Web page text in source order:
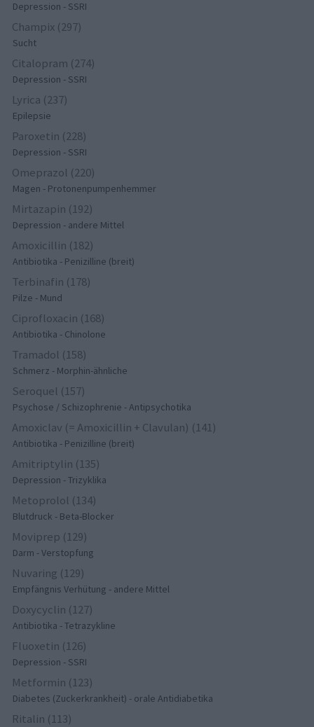
Depression - SSRI
Champix (297)
Sucht
Citalopram (274)
Depression - SSRI
Lyrica (237)
Epilepsie
Paroxetin (228)
Depression - SSRI
Omeprazol (220)
Magen - Protonenpumpenhemmer
Mirtazapin (192)
Depression - andere Mittel
Amoxicillin (182)
Antibiotika - Penizilline (breit)
Terbinafin (178)
Pilze - Mund
Ciprofloxacin (168)
Antibiotika - Chinolone
Tramadol (158)
Schmerz - Morphin-ähnliche
Seroquel (157)
Psychose / Schizophrenie - Antipsychotika
Amoxiclav (= Amoxicillin + Clavulan) (141)
Antibiotika - Penizilline (breit)
Amitriptylin (135)
Depression - Trizyklika
Metoprolol (134)
Blutdruck - Beta-Blocker
Moviprep (129)
Darm - Verstopfung
Nuvaring (129)
Empfängnis Verhütung - andere Mittel
Doxycyclin (127)
Antibiotika - Tetrazykline
Fluoxetin (126)
Depression - SSRI
Metformin (123)
Diabetes (Zuckerkrankheit) - orale Antidiabetika
Ritalin (113)